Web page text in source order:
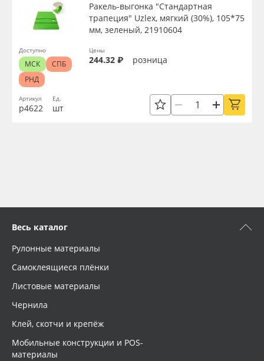
Артикул
р4622
Ракель-выгонка "Стандартная
трапеция" Uzlex, мягкий (30%), 105*75
мм, зеленый, 21910604
Ед.
шт
Цены
244.32 ₽ розница
Доступно
МСК
СПБ
РНД
Весь каталог
Рулонные материалы
Самоклеящиеся плёнки
Листовые материалы
Чернила
Клей, скотчи и крепёж
Мобильные конструкции и POS-
материалы